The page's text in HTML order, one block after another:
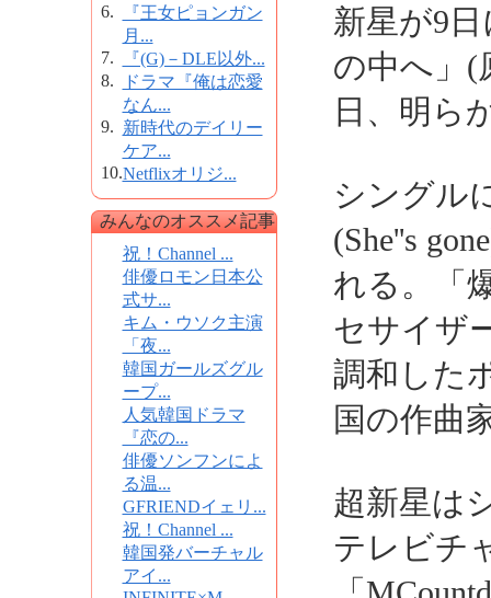
6.
『王女ピョンガン
月...
7.
『(G)－DLE以外...
8.
ドラマ『俺は恋愛
なん...
9. 新時代のデイリー
ケア...
10.Netflixオリジ...
みんなのオススメ記事
祝！Channel ...
俳優ロモン日本公
式サ...
キム・ウソク主演
「夜...
韓国ガールズグル
ープ...
人気韓国ドラマ
『恋の...
俳優ソンフンによ
る温...
GFRIENDイェリ...
祝！Channel ...
韓国発バーチャル
アイ...
新星が9
の中へ」(
日、明ら
シングル
(She''s
れる。「
セサイザ
調和した
国の作曲
超新星は
テレビチ